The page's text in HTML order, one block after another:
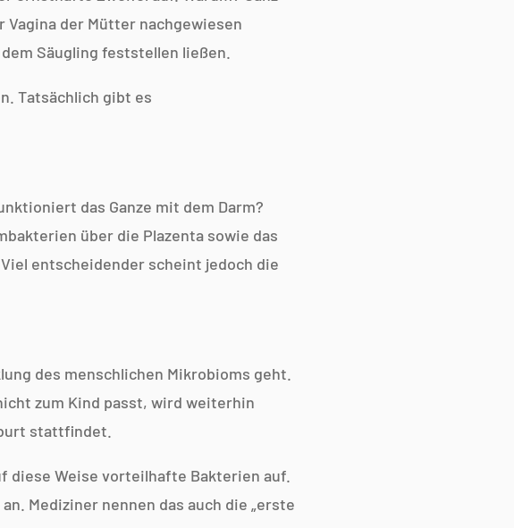
der Mütter nachgewiesen
Säugling feststellen ließen.
Tatsächlich gibt es
das Ganze mit dem Darm?
über die Plazenta sowie das
entscheidender scheint jedoch die
des menschlichen Mikrobioms geht.
zum Kind passt, wird weiterhin
stattfindet.
diese Weise vorteilhafte Bakterien auf.
Mediziner nennen das auch die „erste